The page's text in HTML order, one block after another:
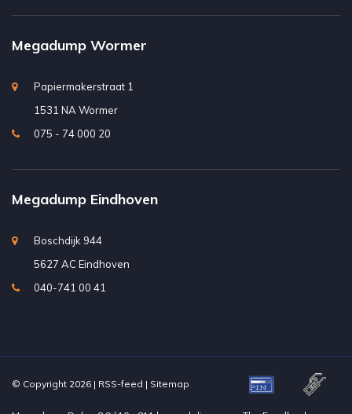
Megadump Wormer
Papiermakerstraat 1
1531 NA Wormer
075 - 74 000 20
Megadump Eindhoven
Boschdijk 944
5627 AC Eindhoven
040-741 00 41
© Copyright 2026 | RSS-feed | Sitemap